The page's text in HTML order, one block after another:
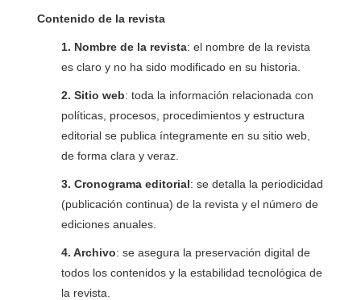
Contenido de la revista
1. Nombre de la revista: el nombre de la revista
es claro y no ha sido modificado en su historia.
2. Sitio web: toda la información relacionada con
políticas, procesos, procedimientos y estructura
editorial se publica íntegramente en su sitio web,
de forma clara y veraz.
3. Cronograma editorial: se detalla la periodicidad
(publicación continua) de la revista y el número de
ediciones anuales.
4. Archivo: se asegura la preservación digital de
todos los contenidos y la estabilidad tecnológica de
la revista.